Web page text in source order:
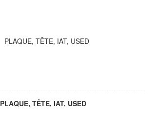
PLAQUE, TÊTE, IAT, USED